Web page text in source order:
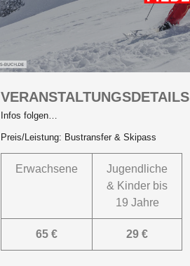
VERANSTALTUNGSDETAILS
Infos folgen…
Preis/Leistung: Bustransfer & Skipass
Erwachsene
Jugendliche
& Kinder bis
19 Jahre
65 € 29 €